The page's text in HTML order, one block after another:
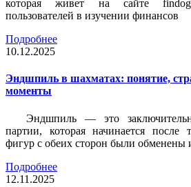
которая живет на сайте
пользователей в изучении финансов
Подробнее
10.12.2025
Эндшпиль в шахматах: понятие,
моменты
Эндшпиль — это
партии, которая начинается после
фигур с обеих сторон были обменены
Подробнее
12.11.2025